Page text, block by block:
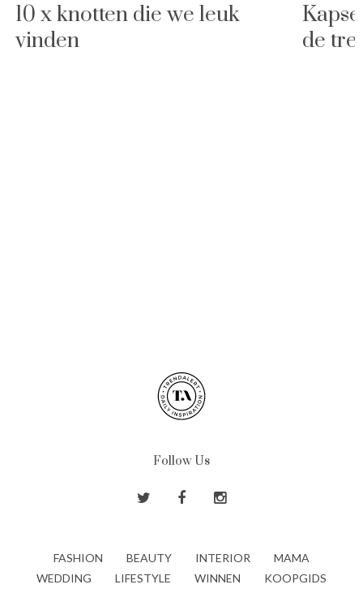
10 x knotten die we leuk
vinden
de
Follow Us
FASHION BEAUTY INTERIOR
MAMA
WEDDING
LIFESTYLE WINNEN KOOPGIDS